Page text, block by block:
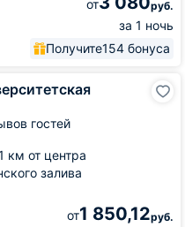
от руб.
за 1 ночь
Получите154 бонуса
гостей
км от центра
залива
от1 850,12руб.